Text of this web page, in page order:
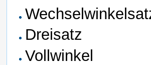
Dreisatz
Vollwinkel